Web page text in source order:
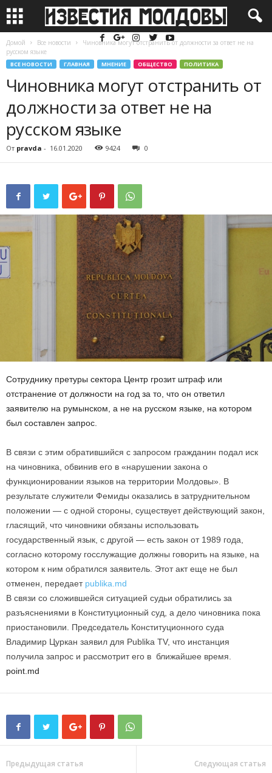
Домой Все новости
Чиновника могут отстранить от должности за ответ не на
русском языке
ВСЕ НОВОСТИ ГЛАВНАЯ МНЕНИЕ ОБЩЕСТВО ПОЛИТИКА
Чиновника могут отстранить от
должности за ответ не на
русском языке
От pravda - 16.01.2020 9424 0
Сотруднику претуры сектора Центр грозит штраф или
отстранение от должности на год за то, что он ответил
заявителю на румынском, а не на русском языке, на котором
был составлен запрос.
В связи с этим обратившийся с запросом гражданин подал иск
на чиновника, обвинив его в «нарушении закона о
функционировании языков на территории Молдовы». В
результате служители Фемиды оказались в затруднительном
положении — с одной стороны, существует действующий закон,
гласящий, что чиновники обязаны использовать
государственный язык, с другой — есть закон от 1989 года,
согласно которому госслужащие должны говорить на языке, на
котором к ним обратился заявитель. Этот акт еще не был
отменен, передает publika.md
В связи со сложившейся ситуацией судьи обратились за
разъяснениями в Конституционный суд, а дело чиновника пока
приостановили. Председатель Конституционного суда
Владимир Цуркан заявил для Publika TV, что инстанция
получила запрос и рассмотрит его в ближайшее время.
point.md
Предыдущая статья Следующая статья